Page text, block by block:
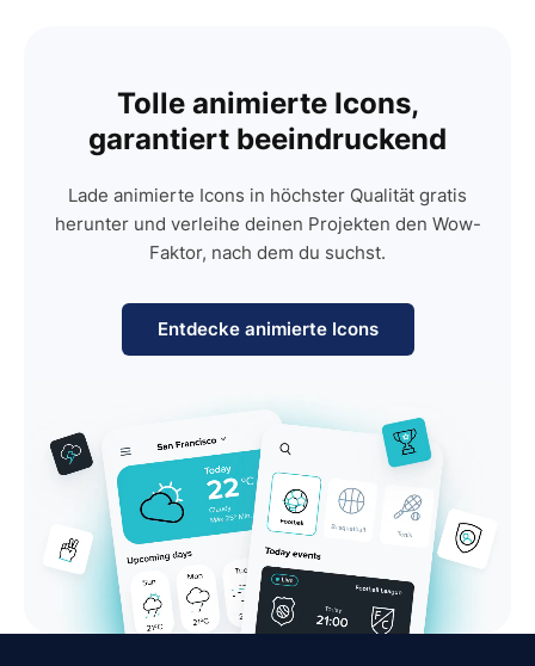
Tolle animierte Icons,
garantiert beeindruckend
Lade animierte Icons in höchster Qualität gratis
herunter und verleihe deinen Projekten den Wow-
Faktor, nach dem du suchst.
Entdecke animierte Icons